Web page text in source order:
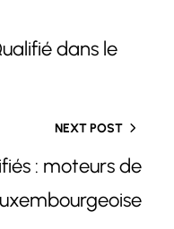
dans le
NEXT POST
: moteurs de